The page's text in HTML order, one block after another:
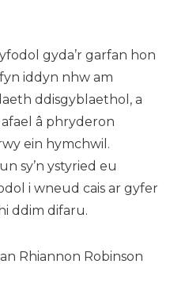
gyda’r garfan hon
iddyn nhw am
ddisgyblaethol, a
â phryderon
ein hymchwil.
sy’n ystyried eu
i wneud cais ar gyfer
ddim difaru.
Rhiannon Robinson